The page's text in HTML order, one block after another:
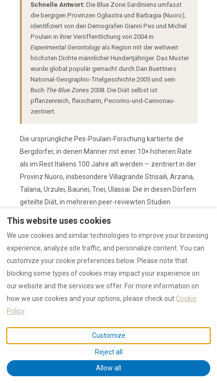
Schnelle Antwort: Die Blue Zone Sardiniens umfasst
die bergigen Provinzen Ogliastra und Barbagia (Nuoro),
identifiziert von den Demografen Gianni Pes und Michel
Poulain in ihrer Veröffentlichung von 2004 in
Experimental Gerontologyals Region mit der weltweit
höchsten Dichte männlicher Hundertjähriger. Das Muster
wurde global populär gemacht durch Dan Buettners
National-Geographic-Titelgeschichte 2005 und sein
Buch The Blue Zones 2008. Die Diät selbst ist
pflanzenreich, fleischarm, Pecorino-und-Cannonau-
zentriert.
Die ursprüngliche Pes-Poulain-Forschung kartierte die
Bergdörfer, in denen Männer mit einer 10× höheren Rate
als im Rest Italiens 100 Jahre alt werden — zentriert in der
Provinz Nuoro, insbesondere Villagrande Strisaili, Arzana,
Talana, Urzulei, Baunei, Triei, Ulassai. Die in diesen Dörfern
geteilte Diät, in mehreren peer-reviewten Studien
Täglich:Sauerteigbrot, Pecorino, Gartengemüse,
Wildkräuter (Distel, Chicorée), Fenchel, Saubohnen,
Wöchentlich:
kleine Portionen fettreicher Fisch,
Freilandeier, Wurst (Sa salsiccia sarda), Pasta mit
Tomate.
Monatlich:rotes Fleisch (meist Lamm oder
(ca. 150 ml); eine Scheibe Pecorino zum Abschluss.
Süßes:selten, meist auf Honigbasis (Seadas nur zu
Forscher nennen vier wahrscheinliche Beitragende über
This website uses cookies
We use cookies and similar technologies to improve your browsing
experience, analyze site traffic, and personalize content. You can
customize your cookie preferences below. Please note that
blocking some types of cookies may impact your experience on
our website and the services we offer. For more information on
how we use cookies and your options, please check out Cookie
Policy
Customize
Reject all
Allow all